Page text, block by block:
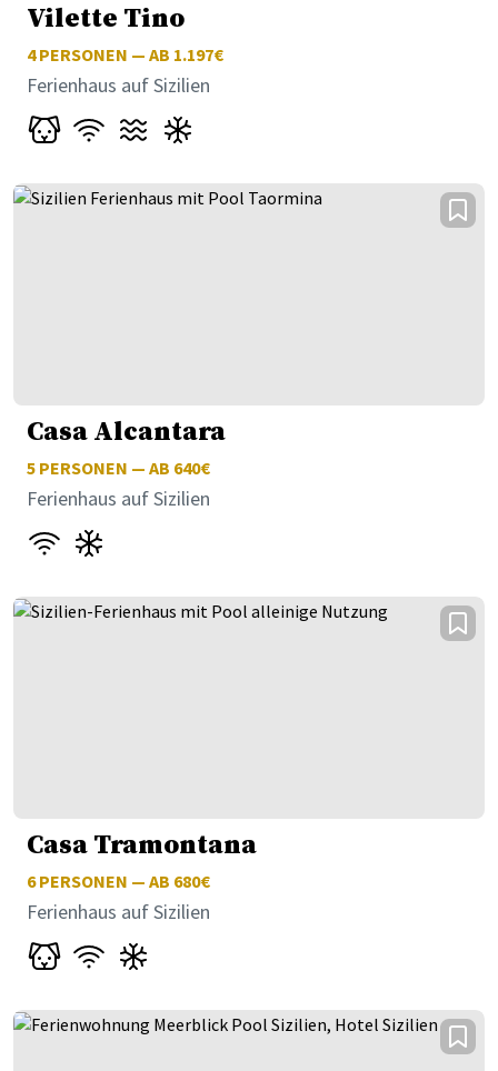
Vilette Tino
4PERSONEN — AB 1.197€
Ferienhaus auf Sizilien
Casa Alcantara
5 PERSONEN — AB 640€
Ferienhaus auf Sizilien
Casa Tramontana
6PERSONEN — AB 680€
Ferienhaus auf Sizilien